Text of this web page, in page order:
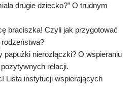
drugie dziecko?” O trudnym
braciszka! Czyli jak przygotować
nierozłączki? O wspieraniu
relacji.
Lista instytucji wspierających